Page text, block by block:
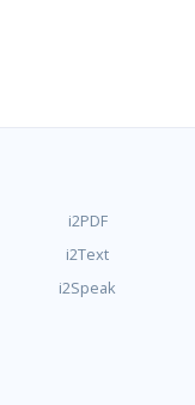
i2PDF
i2Text
i2Speak